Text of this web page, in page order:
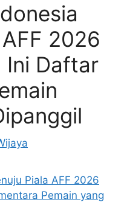
2026
Ini Daftar